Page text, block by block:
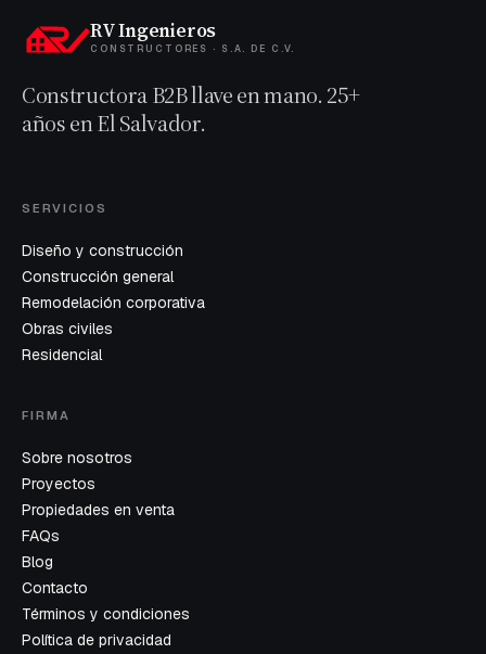
RV Ingenieros
CONSTRUCTORES · S.A. DE C.V.
Constructora B2B llave en mano. 25+
años en El Salvador.
SERVICIOS
Diseño y construcción
Construcción general
Remodelación corporativa
Obras civiles
Residencial
FIRMA
Sobre nosotros
Proyectos
Propiedades en venta
FAQs
Blog
Contacto
Términos y condiciones
Política de privacidad